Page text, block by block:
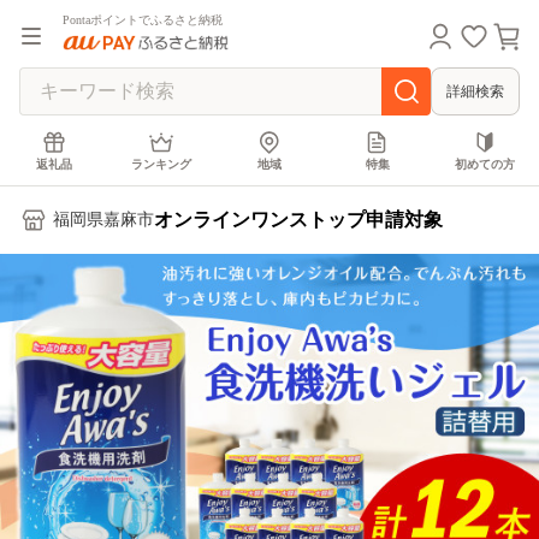
Pontaポイントでふるさと納税
詳細検索
返礼品 ランキング 地域 特集 初めての方
福岡県嘉麻市オンラインワンストップ申請対象